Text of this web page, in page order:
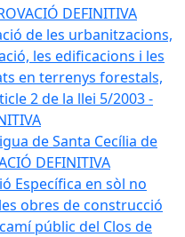
DEFINITIVA
de les urbanitzacions,
les edificacions i les
en terrenys forestals,
2 de la llei 5/2003 -
de Santa Cecília de
DEFINITIVA
Específica en sòl no
obres de construcció
públic del Clos de